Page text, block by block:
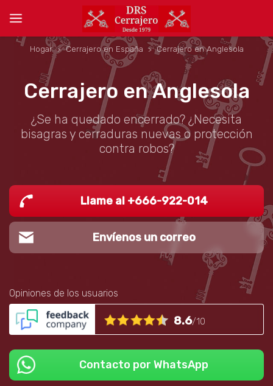
Hogar Cerrajero en España Cerrajero en Anglesola
Cerrajero en Anglesola
¿Se ha quedado encerrado? ¿Necesita
bisagras y cerraduras nuevas o protección
contra robos?
Llame al +666-922-014
Envíenos un correo
Opiniones de los usuarios
8.6/10
Contacto por WhatsApp